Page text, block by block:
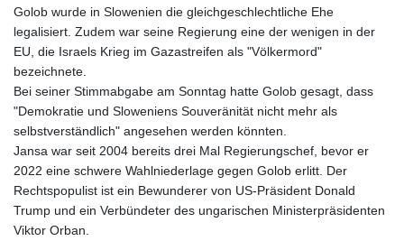
Golob wurde in Slowenien die gleichgeschlechtliche Ehe
legalisiert. Zudem war seine Regierung eine der wenigen in der
EU, die Israels Krieg im Gazastreifen als "Völkermord"
bezeichnete.
Bei seiner Stimmabgabe am Sonntag hatte Golob gesagt, dass
"Demokratie und Sloweniens Souveränität nicht mehr als
selbstverständlich" angesehen werden könnten.
Jansa war seit 2004 bereits drei Mal Regierungschef, bevor er
2022 eine schwere Wahlniederlage gegen Golob erlitt. Der
Rechtspopulist ist ein Bewunderer von US-Präsident Donald
Trump und ein Verbündeter des ungarischen Ministerpräsidenten
Viktor Orban.